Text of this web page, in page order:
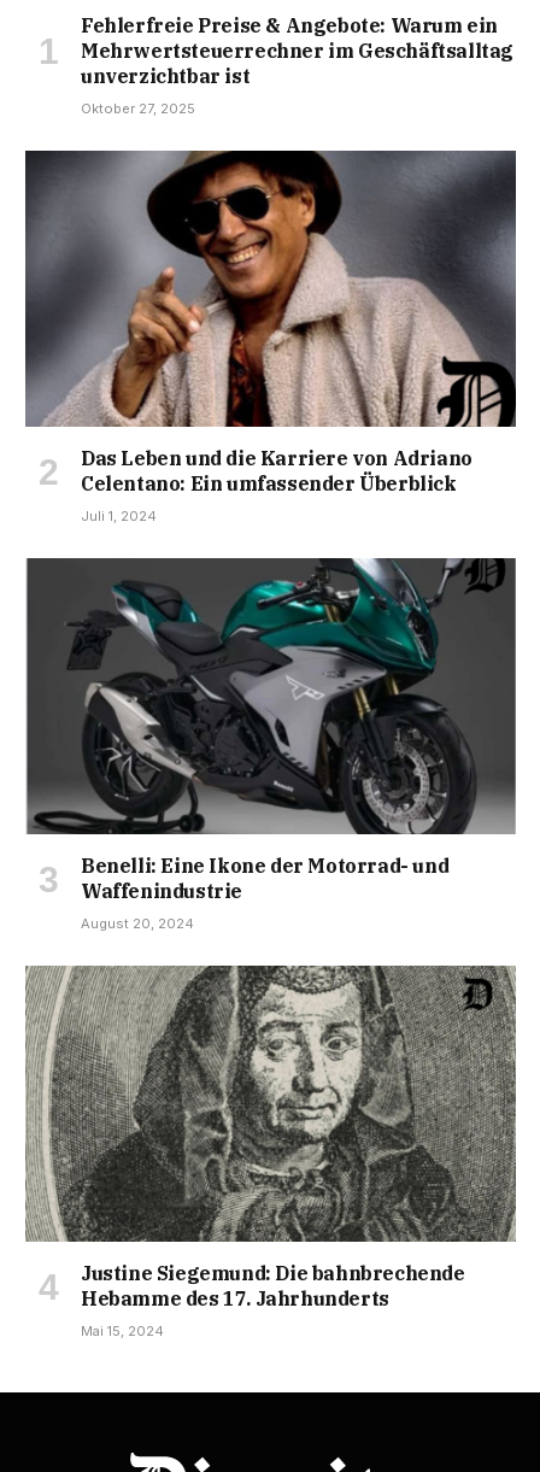
Fehlerfreie Preise & Angebote: Warum ein
Mehrwertsteuerrechner im Geschäftsalltag
unverzichtbar ist
Oktober 27, 2025
Das Leben und die Karriere von Adriano
Celentano: Ein umfassender Überblick
Juli 1, 2024
Benelli: Eine Ikone der Motorrad- und
Waffenindustrie
August 20, 2024
Justine Siegemund: Die bahnbrechende
Hebamme des 17. Jahrhunderts
Mai 15, 2024